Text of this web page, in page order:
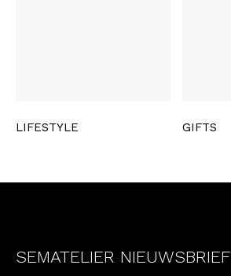
LIFESTYLE GIFTS
SEMATELIER NIEUWSBRIEF